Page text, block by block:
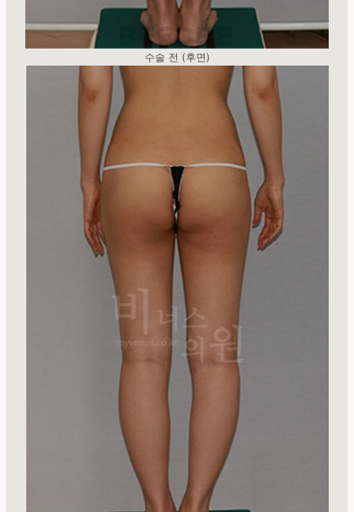
수술 전 (후면)